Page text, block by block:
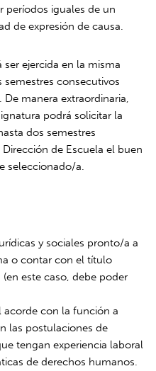
períodos iguales de un
de expresión de causa.
ejercida en la misma
consecutivos
manera extraordinaria,
podrá solicitar la
dos semestres
de Escuela el buen
seleccionado/a.
y sociales pronto/a a
o contar con el título
este caso, debe poder
acorde con la función a
las postulaciones de
tengan experiencia laboral
de derechos humanos.